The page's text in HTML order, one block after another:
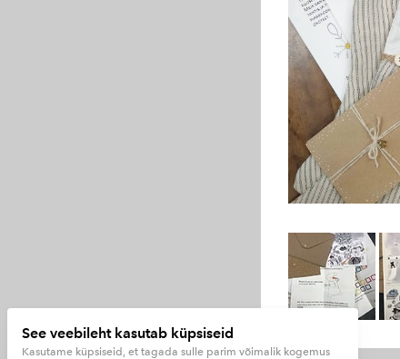
See veebileht kasutab küpsiseid
Kasutame küpsiseid, et tagada sulle parim võimalik kogemus